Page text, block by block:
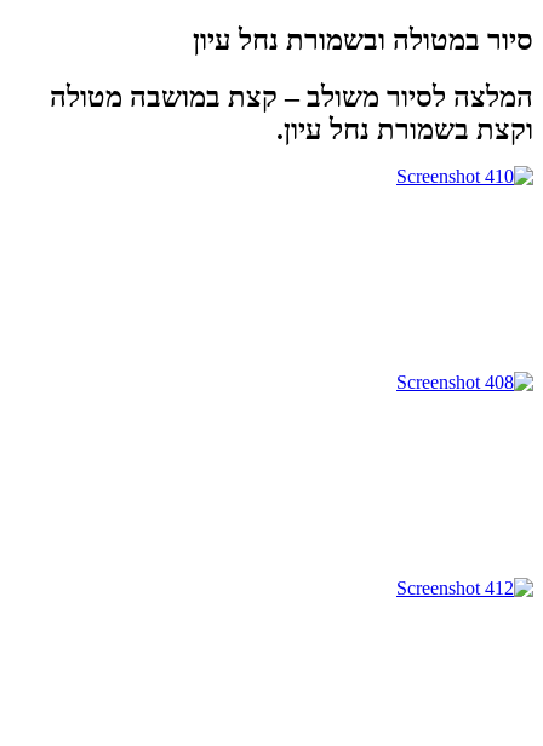
סיור במטולה ובשמורת נחל עיון
המלצה לסיור משולב – קצת במושבה מטולה
וקצת בשמורת נחל עיון.